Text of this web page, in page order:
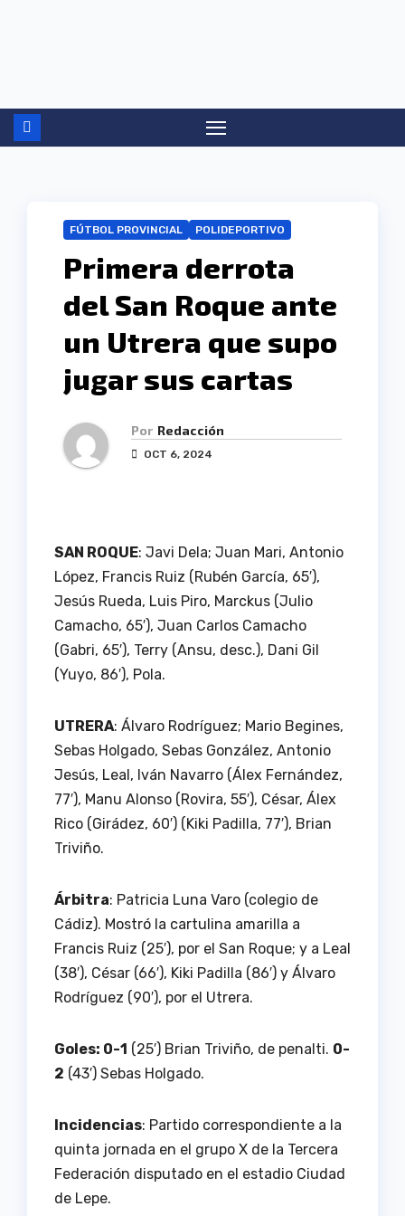
FÚTBOL PROVINCIAL POLIDEPORTIVO
Primera derrota
del San Roque ante
un Utrera que supo
jugar sus cartas
Por Redacción
OCT 6, 2024
SAN ROQUE: Javi Dela; Juan Mari, Antonio
López, Francis Ruiz (Rubén García, 65′),
Jesús Rueda, Luis Piro, Marckus (Julio
Camacho, 65′), Juan Carlos Camacho
(Gabri, 65′), Terry (Ansu, desc.), Dani Gil
(Yuyo, 86′), Pola.
UTRERA: Álvaro Rodríguez; Mario Begines,
Sebas Holgado, Sebas González, Antonio
Jesús, Leal, Iván Navarro (Álex Fernández,
77′), Manu Alonso (Rovira, 55′), César, Álex
Rico (Girádez, 60′) (Kiki Padilla, 77′), Brian
Triviño.
Árbitra: Patricia Luna Varo (colegio de
Cádiz). Mostró la cartulina amarilla a
Francis Ruiz (25′), por el San Roque; y a Leal
(38′), César (66′), Kiki Padilla (86′) y Álvaro
Rodríguez (90′), por el Utrera.
Goles: 0-1 (25′) Brian Triviño, de penalti. 0-
2 (43′) Sebas Holgado.
Incidencias: Partido correspondiente a la
quinta jornada en el grupo X de la Tercera
Federación disputado en el estadio Ciudad
de Lepe.